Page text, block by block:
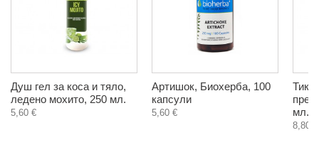
Душ гел за коса и тяло,
ледено мохито, 250 мл.
5,60 €
Артишок, Биохерба, 100
капсули
5,60 €
мл.
8,80 €